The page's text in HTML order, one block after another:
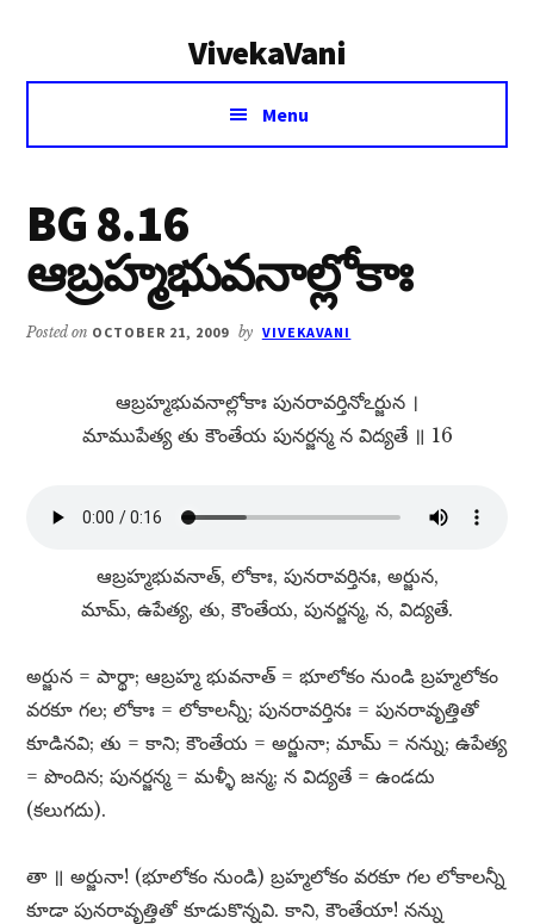
VivekaVani
Voice
Vivekananda
Menu
BG 8.16
ఆబ్రహ్మభువనాల్లోకాః
Posted on OCTOBER 21, 2009 by VIVEKAVANI
ఆబ్రహ్మభువనాల్లోకాః పునరావర్తినోఽర్జున ।
మాముపేత్య తు కౌంతేయ పునర్జన్మ న విద్యతే ॥ 16
ఆబ్రహ్మభువనాత్​, లోకాః, పునరావర్తినః, అర్జున,
మామ్​, ఉపేత్య, తు, కౌంతేయ, పునర్జన్మ, న, విద్యతే.
అర్జున = పార్థా; ఆబ్రహ్మ భువనాత్​ = భూలోకం నుండి బ్రహ్మలోకం
వరకూ గల; లోకాః = లోకాలన్నీ; పునరావర్తినః = పునరావృత్తితో
కూడినవి; తు = కాని; కౌంతేయ = అర్జునా; మామ్​ = నన్ను; ఉపేత్య
= పొందిన; పునర్జన్మ = మళ్ళీ జన్మ; న విద్యతే = ఉండదు
(కలుగదు).
తా ॥ అర్జునా! (భూలోకం నుండి) బ్రహ్మలోకం వరకూ గల లోకాలన్నీ
కూడా పునరావృత్తితో కూడుకొన్నవి. కాని, కౌంతేయా! నన్ను